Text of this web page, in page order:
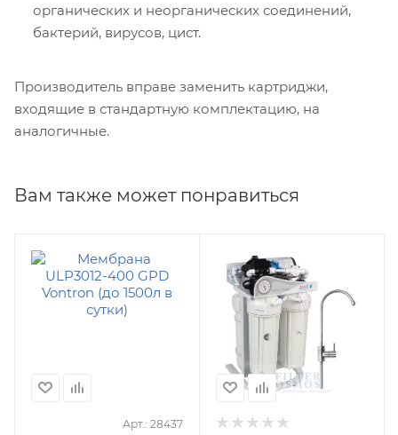
органических и неорганических соединений,
бактерий, вирусов, цист.
Производитель вправе заменить картриджи,
входящие в стандартную комплектацию, на
аналогичные.
Вам также может понравиться
Арт.: 28437